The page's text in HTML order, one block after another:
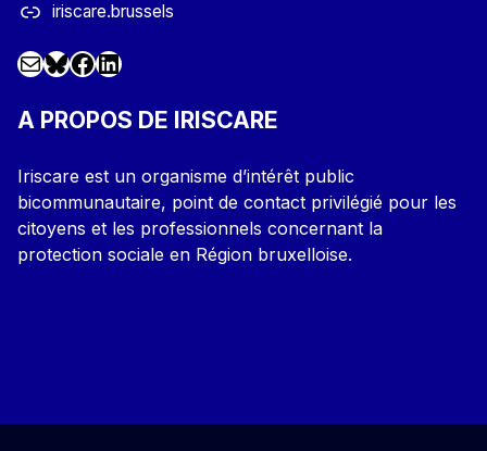
iriscare.brussels
Mail
@iriscare.bsky.social Facebook LinkedIn
A PROPOS DE IRISCARE
Iriscare est un organisme d’intérêt public
bicommunautaire, point de contact privilégié pour les
citoyens et les professionnels concernant la
protection sociale en Région bruxelloise.